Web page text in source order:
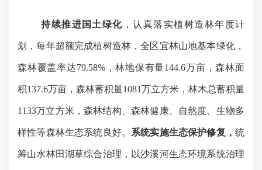
持续推进国土绿化 ，认真落实植树造林年度计
划，每年超额完成植树造林 ，全区宜林山地基本绿化，
森林覆盖率达79.58%，林地保有量144.6万亩，森林面
积137.6万亩，森林蓄积量1081万立方米，林木总蓄积量
1133万立方米，森林结构、森林健康、自然度、生物多
样性等森林生态系统良好。 系统实施生态保护修复，统
筹山水林田湖草综合治理，以沙溪河生态环境系统治理